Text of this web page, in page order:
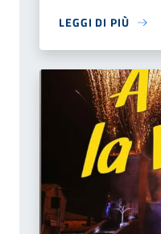
LEGGI DI PIÙ